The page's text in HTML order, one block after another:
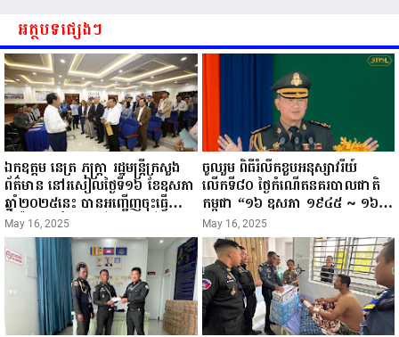
អត្ថបទផ្សេងៗ
ឯកឧត្តម នេត្រ ភក្ត្រា រដ្ឋមន្ត្រីក្រសួង
ព័ត៌មាន នៅរសៀលថ្ងៃទី១៦ ខែឧសភា
ឆ្នាំ២០២៥នេះ បានអញ្ជើញចុះធ្វើ
ជំរឿនថ្នាក់ដឹកនាំមន្ត្រីរាជការស៉ីវិល នៃ
ក្រសួងព័ត៌មាន...
May 16, 2025
ចូលរួម ពិធីរំលឹកខួបអនុស្សាវរីយ៍
លើកទី៨០ ថ្ងៃកំណើតនគរបាលជាតិ
កម្ពុជា “១៦ ឧសភា ១៩៤៥ ~ ១៦
ឧសភា ២០២៥”...
May 16, 2025